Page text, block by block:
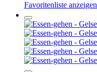
Favoritenliste anzeigen